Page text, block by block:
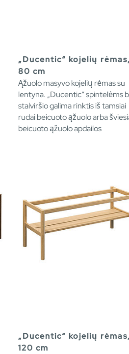
„Ducentic“ kojelių rėmas,
80 cm
Ąžuolo masyvo kojelių rėmas su
lentyna. „Ducentic“ spintelėms
stalviršio galima rinktis iš tamsiai
rudai beicuoto ąžuolo arba
beicuoto ąžuolo apdailos
„Ducentic“ kojelių rėmas,
120 cm